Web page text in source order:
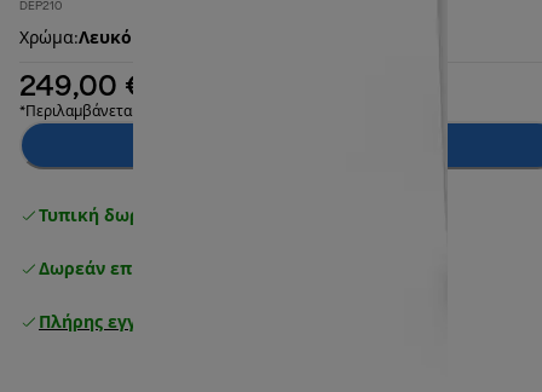
DEP210
Χρώμα:Λευκό
249,00 €
*Περιλαμβάνεται ΦΠΑ
Τυπική δωρεάν παράδοση
Δωρεάν επιστροφές
Πλήρης εγγύηση κατασκευαστή